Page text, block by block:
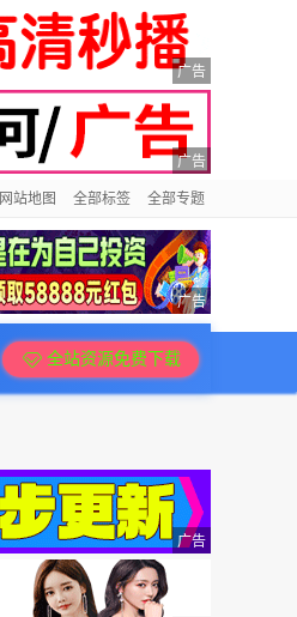
广告
广告
网站地图 全部标签 全部专题
广告
全站资源免费下载
广告